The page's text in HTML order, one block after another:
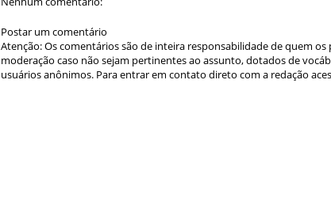
Postar um comentário
Atenção: Os comentários são de inteira responsabilidade de quem os
moderação caso não sejam pertinentes ao assunto, dotados de
usuários anônimos. Para entrar em contato direto com a redação